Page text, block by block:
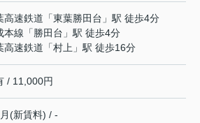
高速鉄道 「東葉勝田台 」駅 徒歩4分
本線 「 勝田台 」駅 徒歩4分
高速鉄道 「村上 」駅 徒歩16分
/ 11,000円
(新賃料) / -